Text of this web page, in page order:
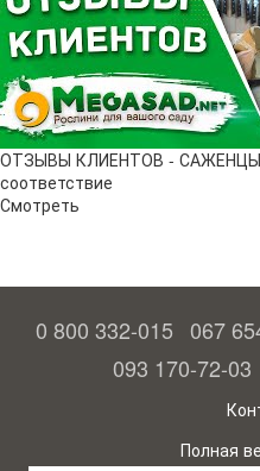
ОТЗЫВЫ КЛИЕНТОВ - САЖЕНЦЫ
соответствие
Смотреть
0 800 332-015 067
093 170-72-03
Полная